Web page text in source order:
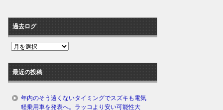
過去ログ
過
ロ
グ
最近の投稿
年内のそう遠くないタイミングでスズキも電気
軽乗用車を発表へ。ラッコより安い可能性大